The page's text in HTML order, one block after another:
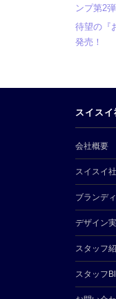
ンプ第2
待望の『
発売！
スイス
会社概要
スイスイ
ブランデ
デザイン
スタッフ
スタッフ